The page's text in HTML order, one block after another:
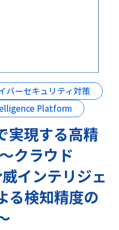
バーセキュリティ対策
Platform
実現する高精
クラウド
インテリジェ
る検知精度の